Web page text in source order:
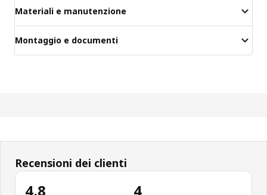
Materiali e manutenzione
Montaggio e documenti
Recensioni dei clienti
4.8 4